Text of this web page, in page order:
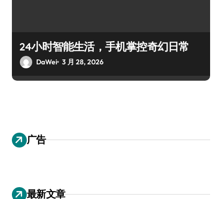
24小时智能生活，手机掌控奇幻日常
DaWei 3 月 28, 2026
广告
最新文章